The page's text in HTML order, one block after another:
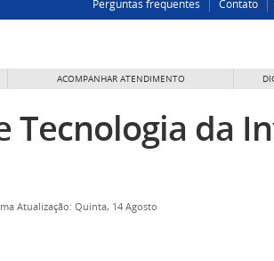
Perguntas frequentes Contato
ACOMPANHAR ATENDIMENTO
Tecnologia da
Atualização: Quinta, 14 Agosto